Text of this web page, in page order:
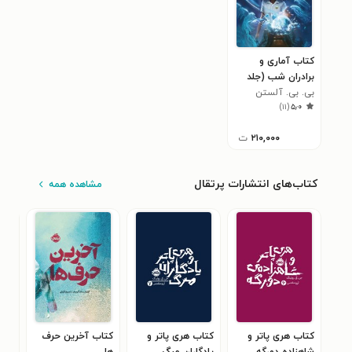
کتاب آماری و
برادران شب (جلد
اول)
بی. بی. آلستن
۵٫۰(۱۱)
۲۱۰,۰۰۰ ت
کتاب‌های انتشارات پرتقال مشاهده همه
کتاب هری پاتر و
کتاب هری پاتر و
کتاب آخرین حرف